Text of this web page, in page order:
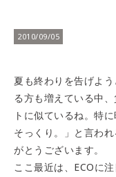
2010/09/05
夏も終わりを告げよ
る方も増えている中
トに似ているね。特
そっくり。」と言わ
がとうございます。
ここ最近は、ECOに